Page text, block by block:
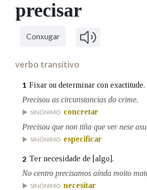
IDENTIDADE
MARCIAL
FIGURAS
Facebook
TwitterYoutubeInstagram
Bluesky
BUSCAR NOS LEMAS
Comeza por
Contén
BUSCAR NO CONTIDO
Nas definicións
precisar
Conxugar
verbo transitivo
1 Fixar ou determinar con exactitude.
Precisou as circunstancias do crime.
SINÓNIMO concretar
Precisou que non tiña que ver nese
SINÓNIMO especificar
2 Ter necesidade de [algo].
No centro precisamos aínda moito
SINÓNIMO necesitar